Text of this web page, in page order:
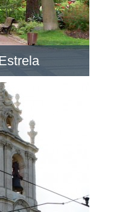
de la BasÃ­lica da
avec de petits
Visitez ce jardin !